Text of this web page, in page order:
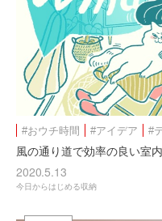
#おウチ時間 #アイデア #
風の通り道で効率の良い室
2020.5.13
今日からはじめる収納